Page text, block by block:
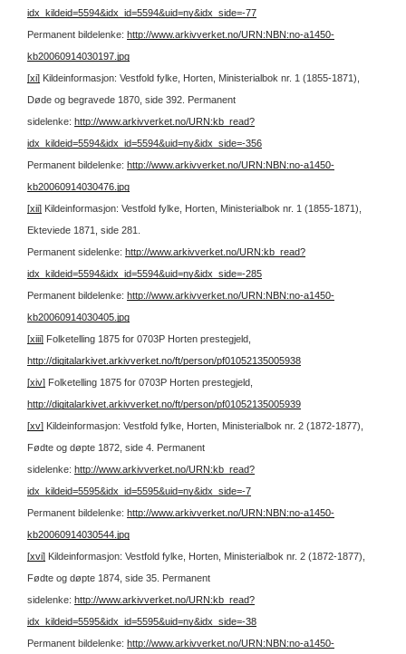
idx_kildeid=5594&idx_id=5594&uid=ny&idx_side=-77
Permanent bildelenke: http://www.arkivverket.no/URN:NBN:no-a1450-
kb20060914030197.jpg
[xi] Kildeinformasjon: Vestfold fylke, Horten, Ministerialbok nr. 1 (1855-1871),
Døde og begravede 1870, side 392. Permanent
sidelenke: http://www.arkivverket.no/URN:kb_read?
idx_kildeid=5594&idx_id=5594&uid=ny&idx_side=-356
Permanent bildelenke: http://www.arkivverket.no/URN:NBN:no-a1450-
kb20060914030476.jpg
[xii] Kildeinformasjon: Vestfold fylke, Horten, Ministerialbok nr. 1 (1855-1871),
Ekteviede 1871, side 281.
Permanent sidelenke: http://www.arkivverket.no/URN:kb_read?
idx_kildeid=5594&idx_id=5594&uid=ny&idx_side=-285
Permanent bildelenke: http://www.arkivverket.no/URN:NBN:no-a1450-
kb20060914030405.jpg
[xiii] Folketelling 1875 for 0703P Horten prestegjeld,
http://digitalarkivet.arkivverket.no/ft/person/pf01052135005938
[xiv] Folketelling 1875 for 0703P Horten prestegjeld,
http://digitalarkivet.arkivverket.no/ft/person/pf01052135005939
[xv] Kildeinformasjon: Vestfold fylke, Horten, Ministerialbok nr. 2 (1872-1877),
Fødte og døpte 1872, side 4. Permanent
sidelenke: http://www.arkivverket.no/URN:kb_read?
idx_kildeid=5595&idx_id=5595&uid=ny&idx_side=-7
Permanent bildelenke: http://www.arkivverket.no/URN:NBN:no-a1450-
kb20060914030544.jpg
[xvi] Kildeinformasjon: Vestfold fylke, Horten, Ministerialbok nr. 2 (1872-1877),
Fødte og døpte 1874, side 35. Permanent
sidelenke: http://www.arkivverket.no/URN:kb_read?
idx_kildeid=5595&idx_id=5595&uid=ny&idx_side=-38
Permanent bildelenke: http://www.arkivverket.no/URN:NBN:no-a1450-